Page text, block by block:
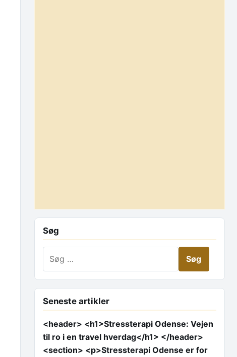
Søg
Seneste artikler
<header> <h1>Stressterapi Odense: Vejen
til ro i en travel hverdag</h1> </header>
<section> <p>Stressterapi Odense er for